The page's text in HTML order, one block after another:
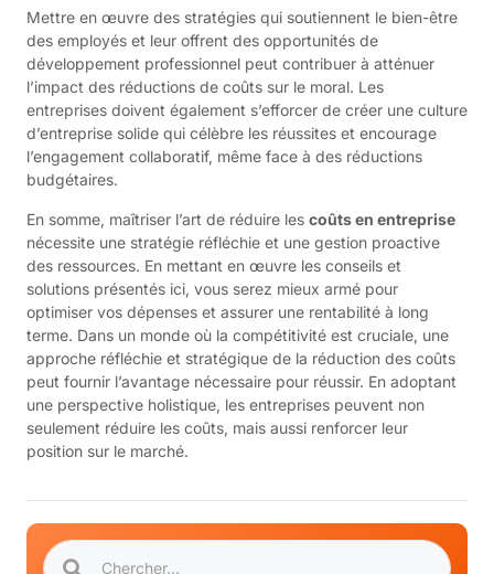
Mettre en œuvre des stratégies qui soutiennent le bien-être
des employés et leur offrent des opportunités de
développement professionnel peut contribuer à atténuer
l’impact des réductions de coûts sur le moral. Les
entreprises doivent également s’efforcer de créer une culture
d’entreprise solide qui célèbre les réussites et encourage
l’engagement collaboratif, même face à des réductions
budgétaires.
En somme, maîtriser l’art de réduire les coûts en entreprise
nécessite une stratégie réfléchie et une gestion proactive
des ressources. En mettant en œuvre les conseils et
solutions présentés ici, vous serez mieux armé pour
optimiser vos dépenses et assurer une rentabilité à long
terme. Dans un monde où la compétitivité est cruciale, une
approche réfléchie et stratégique de la réduction des coûts
peut fournir l’avantage nécessaire pour réussir. En adoptant
une perspective holistique, les entreprises peuvent non
seulement réduire les coûts, mais aussi renforcer leur
position sur le marché.